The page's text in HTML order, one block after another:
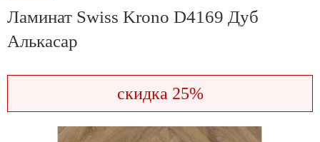
Ламинат Swiss Krono D4169 Дуб
Алькасар
скидка 25%